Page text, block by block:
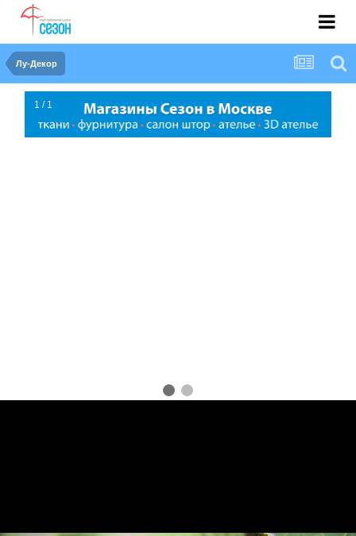
Лу-Декор
1 / 1